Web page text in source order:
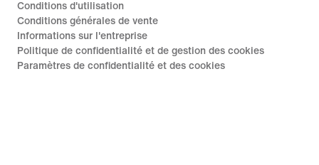
Conditions d'utilisation
Conditions générales de vente
Informations sur l'entreprise
Politique de confidentialité et de gestion des cookies
Paramètres de confidentialité et des cookies